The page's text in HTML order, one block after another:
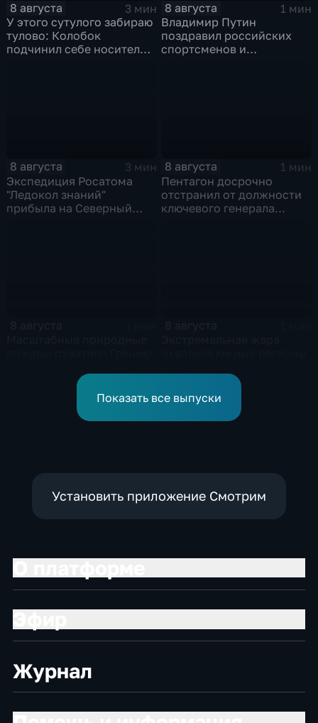
8 августа
3 мин
У этого сутулого забираю
тулово: Колобок
подчинил себе носителя в
8 августа
1 мин
Владимир Путин
поздравил российских
спортсменов и
8 августа
3 мин
Экспедиция Росатома
"Ледокол знаний"
прибыла на Северный
8 августа
1 мин
Пентагон досрочно
отстранил от должности
ключевого генерала
европейской засухи
Показать все выпуски
Установить приложение Смотрим
Журнал